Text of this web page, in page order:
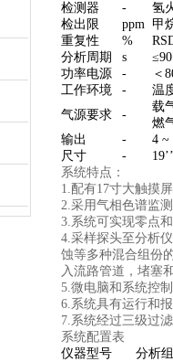
检测器
-
氢
检出限
ppm 甲
重复性
%
分析周期
s
功率电源
-
＜
工作环境
-
温
气源要求
-
载
燃
输出
-
4 ~
尺寸
-
系统特点：
1.配有17寸大触摸
2.采用气相色谱监
3.系统可实现零点
4.采样探头至分析
蚀等多种混合组份
入流路管道，堵塞
5.微电脑和系统控
6.系统具有运行和
7.系统经过三级过
系统配置表
仪器型号
分析